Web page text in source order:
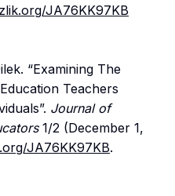
JA76KK97KB
“Examining The
Teachers
Journal of
1/2 (December 1,
JA76KK97KB.